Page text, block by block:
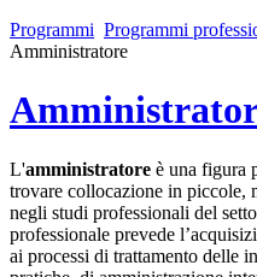
Programmi Programmi
Amministratore
L'amministratore è una figura
trovare collocazione in piccole,
negli studi professionali del
professionale prevede
ai processi di trattamento delle